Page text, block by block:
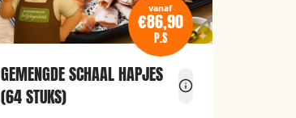
vanaf
€86,90
P.S
GEMENGDE SCHAAL HAPJES
(64 STUKS)